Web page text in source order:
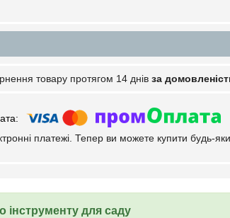
товару протягом 14 днів за
платежі. Тепер ви можете купити будь-
інструменту для саду